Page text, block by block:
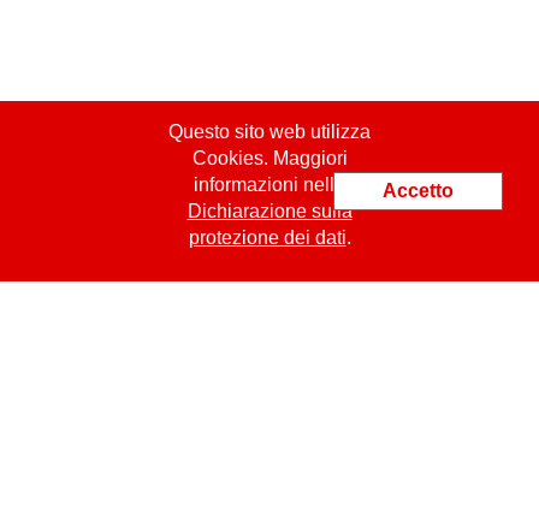
Questo sito web utilizza
Cookies. Maggiori
informazioni nella
Dichiarazione sulla
protezione dei dati.
Accetto